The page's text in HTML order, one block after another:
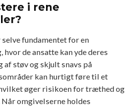
i rene
fundamentet for en
de ansatte kan yde deres
af støv og skjult snavs på
kan hurtigt føre til et
øger risikoen for træthed og
omgivelserne holdes